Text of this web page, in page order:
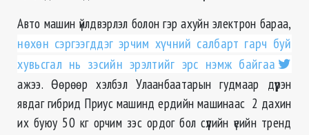
Авто машин үйлдвэрлэл болон гэр ахуйн электрон бараа,
нөхөн сэргээгддэг эрчим хүчний салбарт гарч буй
хувьсгал нь зэсийн эрэлтийг эрс нэмж байгаа
ажээ. Өөрөөр хэлбэл Улаанбаатарын гудмаар дүүрэн
явдаг гибрид Приус машинд ердийн машинаас 2 дахин
их буюу 50 кг орчим зэс ордог бол сүүлийн үеийн тренд